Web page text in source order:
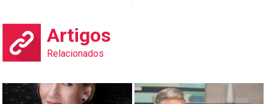
Artigos
Relacionados